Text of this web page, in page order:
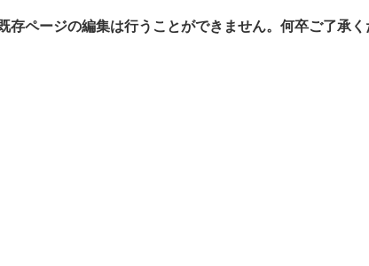
ページの編集は行うことができません。何卒ご了承